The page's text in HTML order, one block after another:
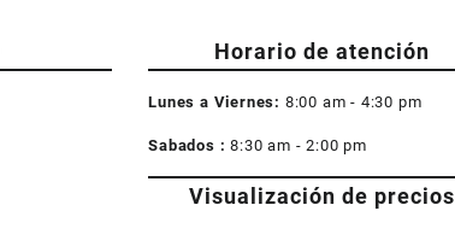
Horario de atención
Lunes a Viernes: 8:00 am - 4:30 pm
Sabados :8:30 am - 2:00 pm
Visualización de precios